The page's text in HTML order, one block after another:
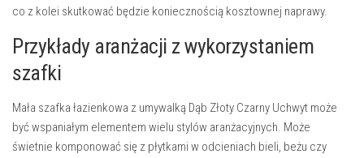
co z kolei skutkować będzie koniecznością kosztownej naprawy.
Przykłady aranżacji z wykorzystaniem
szafki
Mała szafka łazienkowa z umywalką Dąb Złoty Czarny Uchwyt może
być wspaniałym elementem wielu stylów aranżacyjnych. Może
świetnie komponować się z płytkami w odcieniach bieli, beżu czy